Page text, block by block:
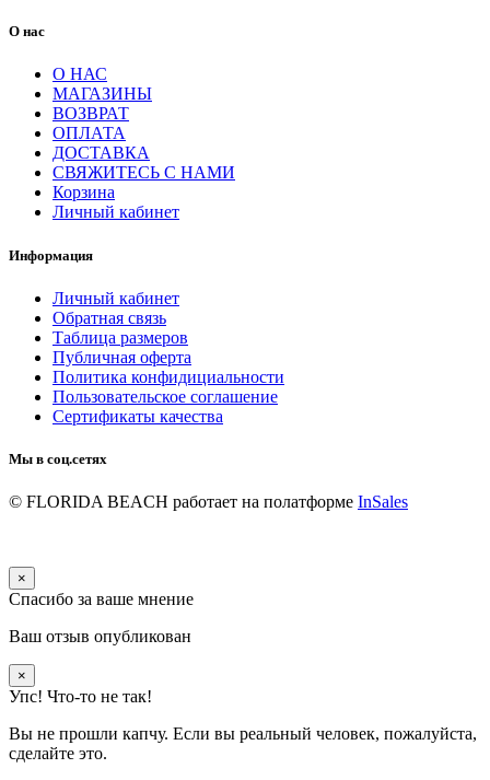
О нас
О НАС
МАГАЗИНЫ
ВОЗВРАТ
ОПЛАТА
ДОСТАВКА
СВЯЖИТЕСЬ С НАМИ
Корзина
Личный кабинет
Информация
Личный кабинет
Обратная связь
Таблица размеров
Публичная оферта
Политика конфидициальности
Пользовательское соглашение
Сертификаты качества
Мы в соц.сетях
© FLORIDA BEACH работает на полатформе InSales
×
Спасибо за ваше мнение
Ваш отзыв опубликован
×
Упс! Что-то не так!
Вы не прошли капчу. Если вы реальный человек, пожалуйста,
сделайте это.